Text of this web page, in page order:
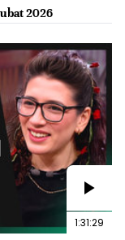
2026
1:31:29